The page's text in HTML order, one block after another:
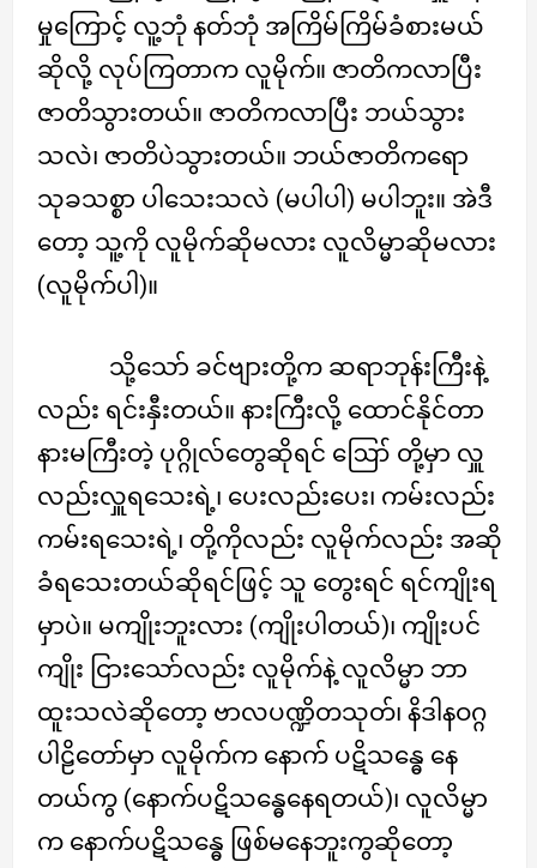
မှုကြောင့် လူ့ဘုံ နတ်ဘုံ အကြိမ်ကြိမ်ခံစားမယ်
ဆိုလို့ လုပ်ကြတာက လူမိုက်။ ဇာတိကလာပြီး
ဇာတိသွားတယ်။ ဇာတိကလာပြီး ဘယ်သွား
သလဲ၊ ဇာတိပဲသွားတယ်။ ဘယ်ဇာတိကရော
သုခသစ္စာ ပါသေးသလဲ (မပါပါ) မပါဘူး။ အဲဒီ
တော့ သူ့ကို လူမိုက်ဆိုမလား လူလိမ္မာဆိုမလား
(လူမိုက်ပါ)။
သို့သော် ခင်ဗျားတို့က ဆရာဘုန်းကြီးနဲ့
လည်း ရင်းနှီးတယ်။ နားကြီးလို့ ထောင်နိုင်တာ
နားမကြီးတဲ့ ပုဂ္ဂိုလ်တွေဆိုရင် ဪ တို့မှာ လှူ
လည်းလှူရသေးရဲ့၊ ပေးလည်းပေး၊ ကမ်းလည်း
ကမ်းရသေးရဲ့၊ တို့ကိုလည်း လူမိုက်လည်း အဆို
ခံရသေးတယ်ဆိုရင်ဖြင့် သူ တွေးရင် ရင်ကျိုးရ
မှာပဲ။ မကျိုးဘူးလား (ကျိုးပါတယ်)၊ ကျိုးပင်
ကျိုး ငြားသော်လည်း လူမိုက်နဲ့ လူလိမ္မာ ဘာ
ထူးသလဲဆိုတော့ ဗာလပဏ္ဍိတသုတ်၊ နိဒါနဝဂ္ဂ
ပါဠိတော်မှာ လူမိုက်က နောက် ပဋိသန္ဓေ နေ
တယ်ကွ (နောက်ပဋိသန္ဓေနေရတယ်)၊ လူလိမ္မာ
က နောက်ပဋိသန္ဓေ ဖြစ်မနေဘူးကွဆိုတော့